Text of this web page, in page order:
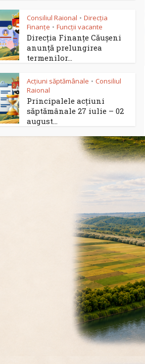
Consiliul Raional • Direcția
Finanțe • Funcții vacante
Direcția Finanțe Căușeni
anunță prelungirea
termenilor...
Acțiuni săptămânale • Consiliul
Raional
Principalele acțiuni
săptămânale 27 iulie – 02
august...